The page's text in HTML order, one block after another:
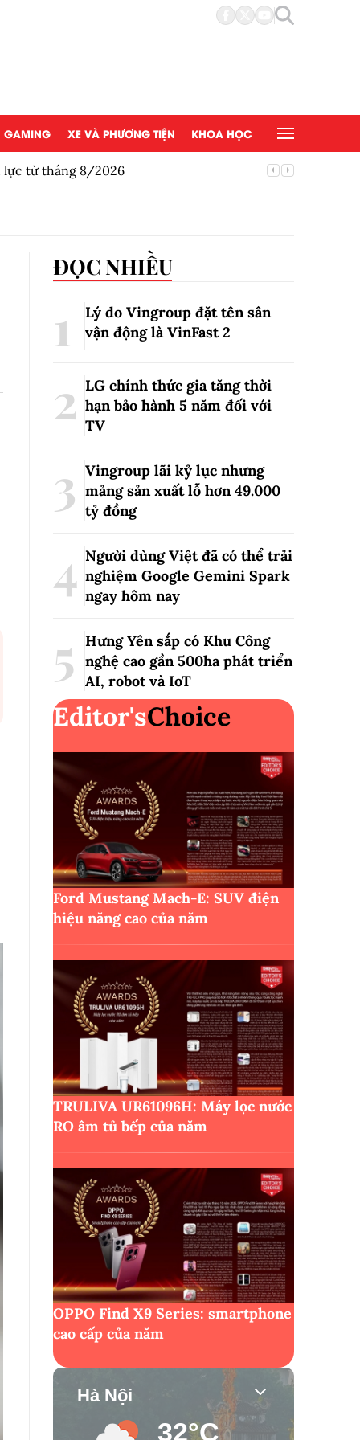
GAMING XE VÀ PHƯƠNG TIỆN KHOA HỌC
lực từ tháng 8/2026
ĐỌC NHIỀU
Lý do Vingroup đặt tên sân
vận động là VinFast2
LG chính thức gia tăng thời
hạn bảo hành 5 năm đối với
TV
Vingroup lãi kỷ lục nhưng
mảng sản xuất lỗ hơn 49.000
tỷ đồng
Người dùng Việt đã có thể trải
nghiệm Google Gemini Spark
ngay hôm nay
Hưng Yên sắp có Khu Công
nghệ cao gần 500ha phát triển
AI, robot và IoT
Editor'sChoice
Ford Mustang Mach-E: SUV điện
hiệu năng cao của năm
TRULIVA UR61096H: Máy lọc nước
RO âm tủ bếp của năm
OPPO Find X9 Series: smartphone
cao cấp của năm
Hà Nội
32°C